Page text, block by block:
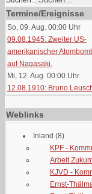
Termine/Ereignisse
So, 09. Aug. 00:00 Uhr
09.08.1945: Zweiter US-
amerikanischer
auf Nagasaki.
Mi, 12. Aug. 00:00 Uhr
12.08.1910: Bruno
Weblinks
Inland (8)
KPF -
Arbeit
KJVD -
Ernst-